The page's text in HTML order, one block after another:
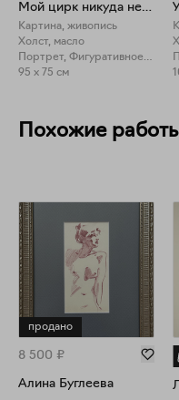
Мой цирк никуда не уехал!
Картина, живопись
Холст, масло
Портрет, Фигуративное искусство
95 x 75 см
Похожие
продано
8 500 ₽
Алина Буглеева